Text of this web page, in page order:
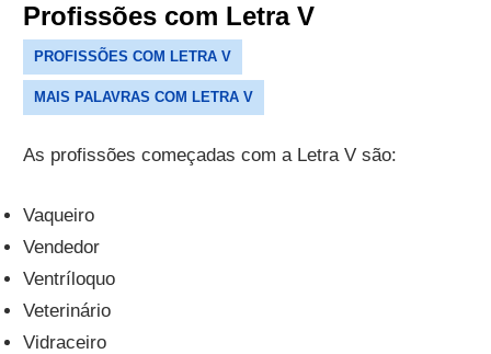
Profissões com Letra V
PROFISSÕES COM LETRA V
MAIS PALAVRAS COM LETRA V
As profissões começadas com a Letra V são:
Vaqueiro
Vendedor
Ventríloquo
Veterinário
Vidraceiro